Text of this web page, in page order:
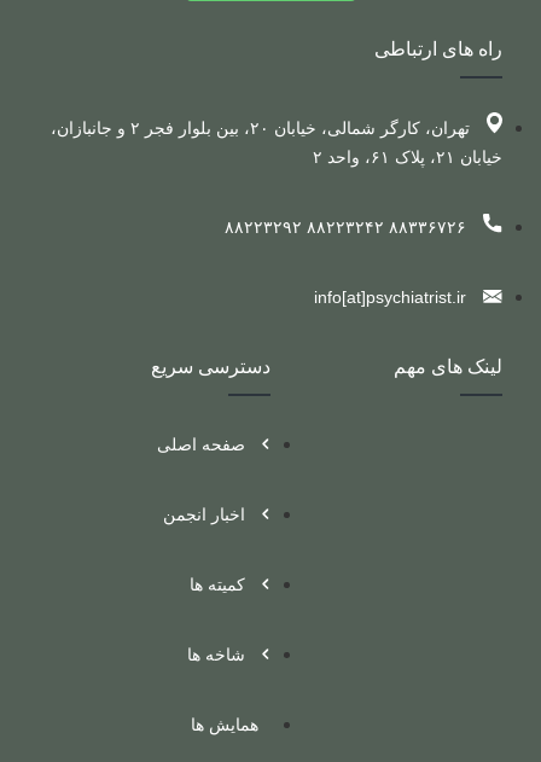
دسترسی سریع
صفحه اصلی
اخبار انجمن
کمیته ها
شاخه ها
همایش ها
لینک های مهم
راه های ارتباطی
تهران، کارگر شمالی، خیابان ۲۰، بین بلوار فجر ۲ و جانبازان،
خیابان ۲۱، پلاک ۶۱، واحد ۲
۸۸۳۳۶۷۲۶ ۸۸۲۲۳۲۴۲ ۸۸۲۲۳۲۹۲
info[at]psychiatrist.ir